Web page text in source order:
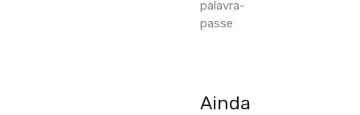
palavra-
passe
Ainda